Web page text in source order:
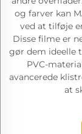
og farver kan
ved at tilføje
Disse filme er
gør dem ideelle
PVC-
avancerede
at